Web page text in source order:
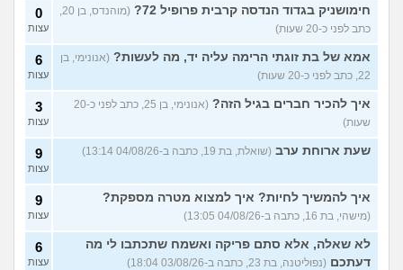
26)
לוקח אותי לדייטים גרועים
האם להמשיך?
(נטע, בת 21)
עוד שאלות חדשות במדור
חימושניק בגדוד הנדסה קרבית פרופיל 72?
(מוהנדס, בן 20,
כתב לפני כ-20 שעות)
0
עצות
אמא של בת זוגתי הרימה עליה יד, מה לעשות? (אנונימי, בן
22, כתב לפני כ-20 שעות)
6
עצות
איך להכיר חברים בגיל הזה?
(אנונימי, בן 25, כתב לפני כ-20
שעות)
3
עצות
שעת ארוחת ערב (שואלת, בת 19, כתבה ב-04/08/26 13:14) 9
עצות
איך להמשיך לחיות? איך למצוא מטרה מספקת?
(מישהי, בת 16, כתבה ב-04/08/26 13:05)
9
עצות
לא שאלה, אלא סתם פריקה ואשמח שתכתבו לי מה
דעתכם (נפוליטנה, בת 23, כתבה ב-03/08/26 18:04)
6
עצות